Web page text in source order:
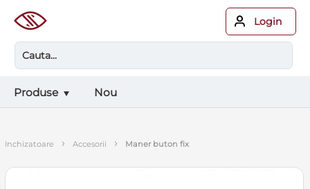
Login
Produse Nou
inchizatoare › accesorii › maner buton fix